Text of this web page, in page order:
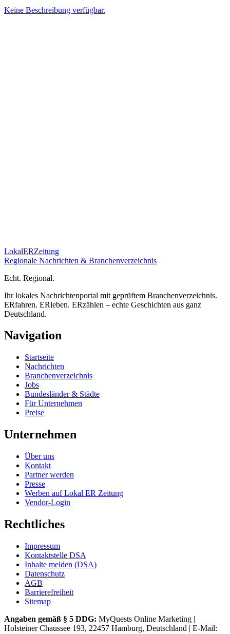
Keine Beschreibung verfügbar.
LokalERZeitung
Regionale Nachrichten & Branchenverzeichnis
Echt. Regional.
Ihr lokales Nachrichtenportal mit geprüftem Branchenverzeichnis.
ERfahren. ERleben. ERzählen – echte Geschichten aus ganz
Deutschland.
Navigation
Startseite
Nachrichten
Branchenverzeichnis
Jobs
Bundesländer & Städte
Für Unternehmen
Preise
Unternehmen
Über uns
Kontakt
Partner werden
Presse
Werben auf Lokal ER Zeitung
Vendor-Login
Rechtliches
Impressum
Kontaktstelle DSA
Inhalte melden (DSA)
Datenschutz
AGB
Barrierefreiheit
Sitemap
Angaben gemäß § 5 DDG: MyQuests Online Marketing |
Holsteiner Chaussee 193, 22457 Hamburg, Deutschland | E-Mail: